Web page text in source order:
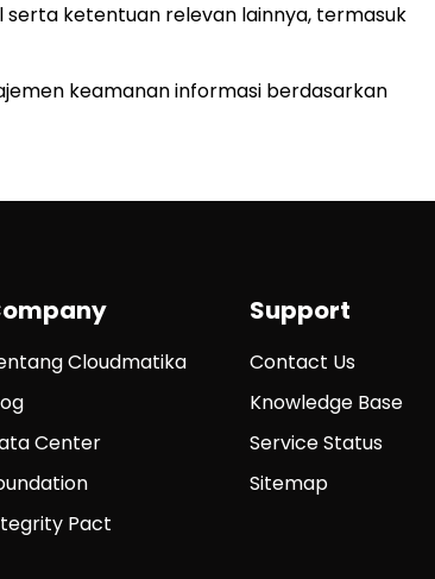
ketentuan relevan lainnya, termasuk
keamanan informasi berdasarkan
Cloudmatika
Center
Pact
Support
Contact Us
Knowledge Base
Service Status
Sitemap